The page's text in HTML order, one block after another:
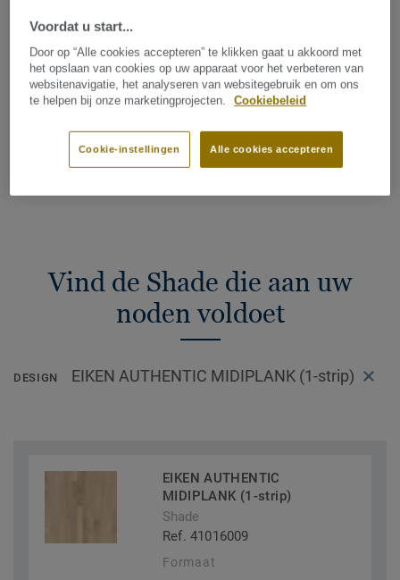
CO2-VOETAFDRUK VAN MIJN PROJECT
Voeg toe aan vergelijker
Vind de Shade die aan uw
noden voldoet
DESIGN EIKEN AUTHENTIC MIDIPLANK (1-strip)
EIKEN AUTHENTIC
MIDIPLANK (1-strip)
Shade
Ref. 41016009
Formaat
Voordat u start...
Door op “Alle cookies accepteren” te klikken gaat u akkoord met
het opslaan van cookies op uw apparaat voor het verbeteren van
websitenavigatie, het analyseren van websitegebruik en om ons
te helpen bij onze marketingprojecten.
Cookiebeleid
Alle cookies accepteren
Cookie-instellingen